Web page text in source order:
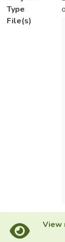
Type
File(s)
View